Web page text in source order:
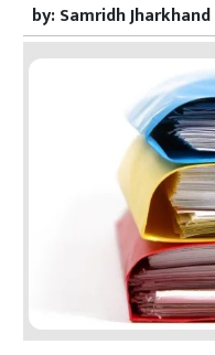
by:Samridh Jharkhand